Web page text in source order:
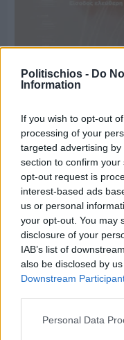
Politischios - Do
Information
If you wish to opt-out
processing of your
targeted advertising
section to confirm
opt-out request is
interest-based ads
us or personal
your opt-out. You may
disclosure of your
IAB’s list of
also be disclosed by
Downstream
Personal Data
Πριν 3 ημέρες
Παραμονή
πανηγύρι στη